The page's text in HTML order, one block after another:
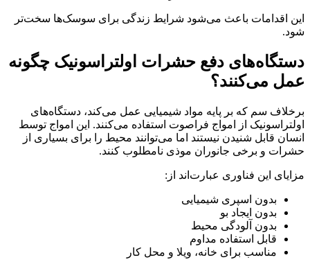
این اقدامات باعث می‌شود شرایط زندگی برای سوسک‌ها سخت‌تر
شود.
دستگاه‌های دفع حشرات اولتراسونیک چگونه
عمل می‌کنند؟
برخلاف سم که بر پایه مواد شیمیایی عمل می‌کند، دستگاه‌های
اولتراسونیک از امواج فراصوت استفاده می‌کنند. این امواج توسط
انسان قابل شنیدن نیستند اما می‌توانند محیط را برای بسیاری از
حشرات و برخی جانوران موذی نامطلوب کنند.
مزایای این فناوری عبارت‌اند از:
بدون اسپری شیمیایی
بدون ایجاد بو
بدون آلودگی محیط
قابل استفاده مداوم
مناسب برای خانه، ویلا و محل کار